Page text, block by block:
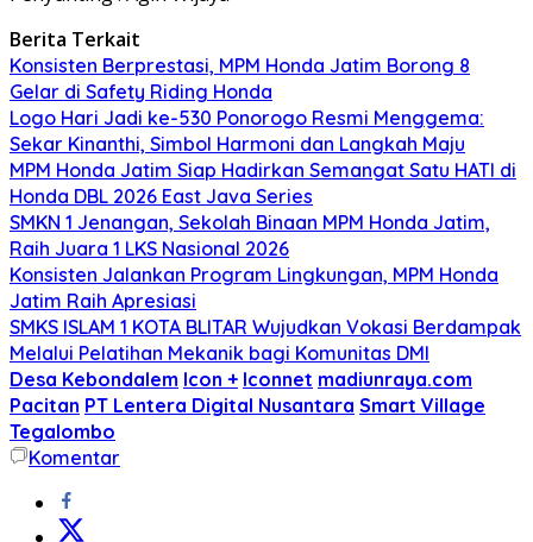
Berita Terkait
Konsisten Berprestasi, MPM Honda Jatim Borong 8
Gelar di Safety Riding Honda
Logo Hari Jadi ke-530 Ponorogo Resmi Menggema:
Sekar Kinanthi, Simbol Harmoni dan Langkah Maju
MPM Honda Jatim Siap Hadirkan Semangat Satu HATI di
Honda DBL 2026 East Java Series
SMKN 1 Jenangan, Sekolah Binaan MPM Honda Jatim,
Raih Juara 1 LKS Nasional 2026
Konsisten Jalankan Program Lingkungan, MPM Honda
Jatim Raih Apresiasi
SMKS ISLAM 1 KOTA BLITAR Wujudkan Vokasi Berdampak
Melalui Pelatihan Mekanik bagi Komunitas DMI
Desa Kebondalem Icon + Iconnet madiunraya.com
Pacitan PT Lentera Digital Nusantara Smart Village
Tegalombo
Komentar